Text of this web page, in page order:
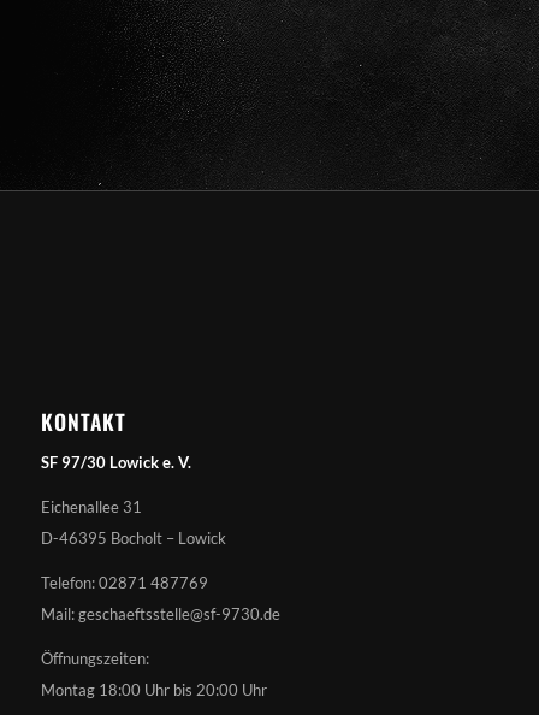
KONTAKT
SF 97/30 Lowick e. V.
Eichenallee 31
D-46395 Bocholt – Lowick
Telefon: 02871 487769
Mail: geschaeftsstelle@sf-9730.de
Öffnungszeiten:
Montag 18:00 Uhr bis 20:00 Uhr